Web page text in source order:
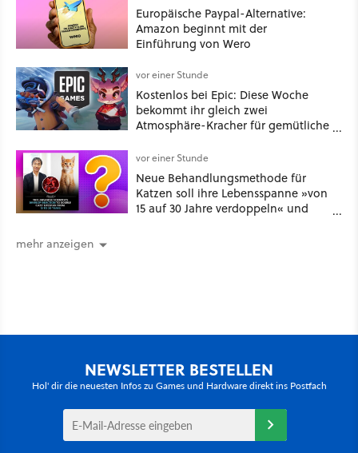
Europäische Paypal-Alternative:
Amazon beginnt mit der
Einführung von Wero
vor einer Stunde
Kostenlos bei Epic: Diese Woche
bekommt ihr gleich zwei
Atmosphäre-Kracher für gemütliche
vor einer Stunde
Neue Behandlungsmethode für
Katzen soll ihre Lebensspanne »von
15 auf 30 Jahre verdoppeln« und
mehr anzeigen
NEWSLETTER BESTELLEN
Hol' dir die neuesten Infos zu Games und Hardware direkt ins Postfach